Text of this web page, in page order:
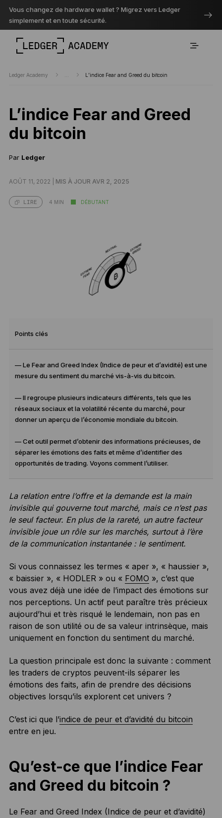
Vous changez de hardware wallet ? Migrez vers Ledger
simplement et en toute sécurité.
Ledger Academy L’indice Fear and Greed du bitcoin
L’indice Fear and Greed
du bitcoin
Par Ledger
AOÛT 11, 2022 | MIS À JOUR AVR 2, 2025
LIRE 4 MIN DÉBUTANT
Points clés
— Le Fear and Greed Index (Indice de peur et d’avidité) est une
mesure du sentiment du marché vis-à-vis du bitcoin.
— Il regroupe plusieurs indicateurs différents, tels que les
réseaux sociaux et la volatilité récente du marché, pour
donner un aperçu de l’économie mondiale du bitcoin.
— Cet outil permet d’obtenir des informations précieuses, de
séparer les émotions des faits et même d’identifier des
opportunités de trading. Voyons comment l’utiliser.
La relation entre l’offre et la demande est la main
invisible qui gouverne tout marché, mais ce n’est pas
le seul facteur. En plus de la rareté, un autre facteur
invisible joue un rôle sur les marchés, surtout à l’ère
de la communication instantanée : le sentiment.
Si vous connaissez les termes « aper », « haussier »,
« baissier », « HODLER » ou « FOMO », c’est que
vous avez déjà une idée de l’impact des émotions sur
nos perceptions. Un actif peut paraître très précieux
aujourd’hui et très risqué le lendemain, non pas en
raison de son utilité ou de sa valeur intrinsèque, mais
uniquement en fonction du sentiment du marché.
La question principale est donc la suivante : comment
les traders de cryptos peuvent-ils séparer les
émotions des faits, afin de prendre des décisions
objectives lorsqu’ils explorent cet univers ?
C’est ici que l’indice de peur et d’avidité du bitcoin
entre en jeu.
Qu’est-ce que l’indice Fear
and Greed du bitcoin ?
Le Fear and Greed Index (Indice de peur et d’avidité)